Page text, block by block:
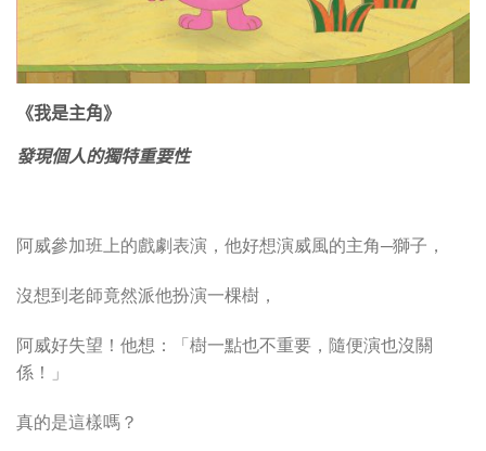
《我是主角》
發現個人的獨特重要性
阿威參加班上的戲劇表演，他好想演威風的主角─獅子，
沒想到老師竟然派他扮演一棵樹，
阿威好失望！他想：「樹一點也不重要，隨便演也沒關
係！」
真的是這樣嗎？